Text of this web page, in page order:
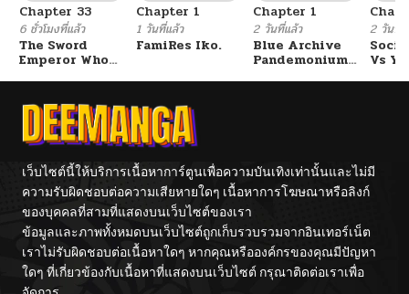
ตอนที่ 189 02/10/2026
ตอนที่ 188
ตอนที่ 187
ตอนที่ 186 02/08/2026
ตอนที่ 185 02/08/2026
ตอนที่ 184 01/29/2026
Chapter 33
6 ชั่วโมงที่แล้ว
The Sword
Emperor Who
จักรพรรดิเทพดาบ
ผงาดเหนือชาติภพ
Chapter 1
1 วันที่แล้ว
FamiRes Iko.
Chapter 1
2 วันที่แล้ว
Blue Archive
Pandemonium
2 วันที่แ
Vs
เว็บไซต์นี้ให้บริการเนื้อหาการ์ตูนเพื่อความบันเทิงเท่านั้นและไม่มี
ความรับผิดชอบต่อความเสียหายใดๆ เนื้อหาการโฆษณาหรือลิงก์
ของบุคคลที่สามที่แสดงบนเว็บไซต์ของเรา
ข้อมูลและภาพทั้งหมดบนเว็บไซต์ถูกเก็บรวบรวมจากอินเทอร์เน็ต
เราไม่รับผิดชอบต่อเนื้อหาใดๆ หากคุณหรือองค์กรของคุณมีปัญหา
ใดๆ ที่เกี่ยวข้องกับเนื้อหาที่แสดงบนเว็บไซต์ กรุณาติดต่อเราเพื่อ